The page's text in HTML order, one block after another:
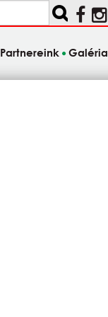
Partnereink Galéria